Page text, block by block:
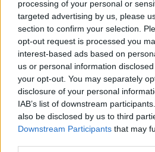
processing of your personal or
targeted advertising by us, please
section to confirm your selection.
opt-out request is processed you
interest-based ads based on
us or personal information
your opt-out. You may separately
disclosure of your personal
IAB’s list of downstream
also be disclosed by us to third
Downstream Participants that may
FEMME
Facteurs influençant
Certaines personnes sont tout
Certaines personnes dégagent un